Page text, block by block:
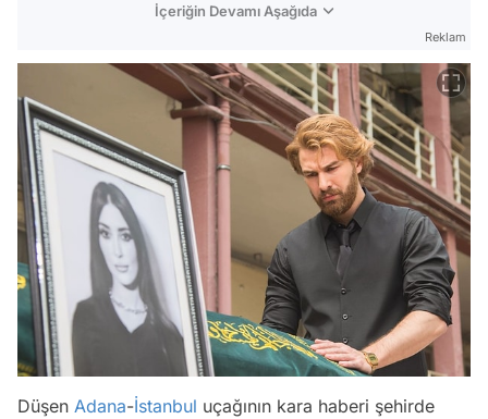
İçeriğin Devamı Aşağıda
Reklam
Düşen Adana-İstanbul uçağının kara haberi şehirde